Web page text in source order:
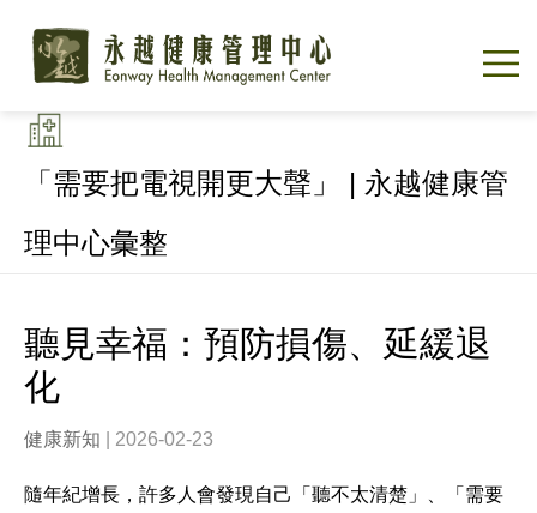
「需要把電視開更大聲」 | 永越健康管
理中心彙整
聽見幸福：預防損傷、延緩退
化
健康新知 | 2026-02-23
隨年紀增長，許多人會發現自己「聽不太清楚」、「需要